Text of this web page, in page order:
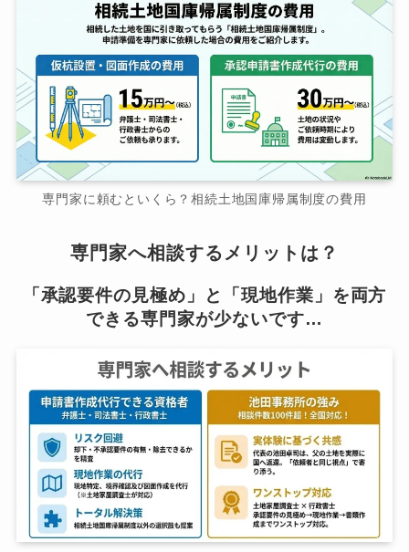
専門家に頼むといくら？相続土地国庫帰属制度の費用
専門家へ相談するメリットは？
「承認要件の見極め」と「現地作業」を両方
できる専門家が少ないです…